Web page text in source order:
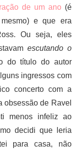
de um ano(é
e que era
Ou seja, eles
escutando o
do título do autor
ingressos com
concerto com a
obsessão de Ravel
menos infeliz ao
decidi que leria
para casa, não